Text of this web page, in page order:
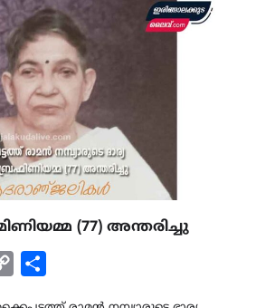
(77) അന്തരിച്ചു
Copy